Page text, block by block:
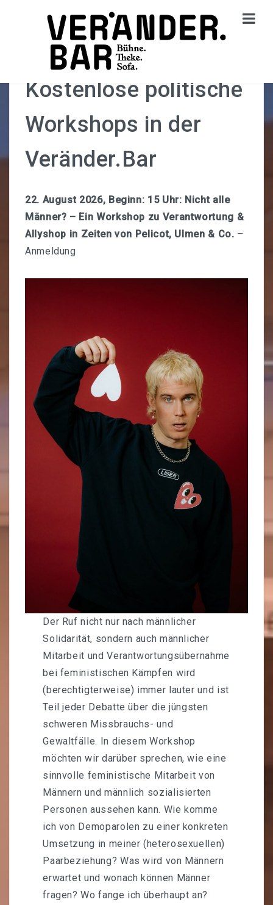
STARTSEITE
Aktuelles
VERANSTALTUNGEN
Kostenlose Politische Workshops In Der Veränder.Bar
Diskurs.Kino
Programm
Kunstausstellungen
Nachbar-Machbar Wolfenbüttel
Unsere Freund:innen
Bundesfreiwilligendienst
Unser Verhaltenskodex
Unser Sortiment
Unser Netzwerk
Foodsharing
Reservierungen & Vermietung
Werkzeug-Verleih
Datenschutz
Impressum
KONTAKT
Kostenlose politische
Workshops in der
Veränder.Bar
22. August 2026, Beginn: 15 Uhr: Nicht alle
Männer? – Ein Workshop zu Verantwortung &
Allyshop in Zeiten von Pelicot, Ulmen & Co. –
Anmeldung
Der Ruf nicht nur nach männlicher
Solidarität, sondern auch männlicher
Mitarbeit und Verantwortungsübernahme
bei feministischen Kämpfen wird
(berechtigterweise) immer lauter und ist
Teil jeder Debatte über die jüngsten
schweren Missbrauchs- und
Gewaltfälle. In diesem Workshop
möchten wir darüber sprechen, wie eine
sinnvolle feministische Mitarbeit von
Männern und männlich sozialisierten
Personen aussehen kann. Wie komme
ich von Demoparolen zu einer konkreten
Umsetzung in meiner (heterosexuellen)
Paarbeziehung? Was wird von Männern
erwartet und wonach können Männer
fragen? Wo fange ich überhaupt an?